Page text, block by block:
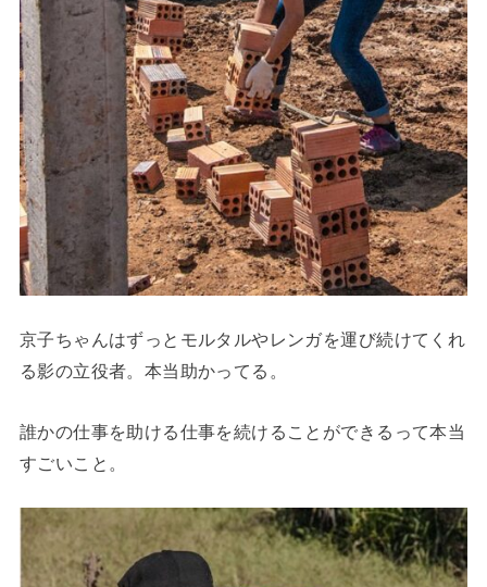
京子ちゃんはずっとモルタルやレンガを運び続けてくれ
る影の立役者。本当助かってる。
誰かの仕事を助ける仕事を続けることができるって本当
すごいこと。